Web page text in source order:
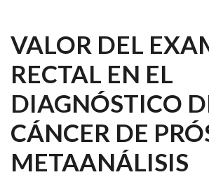
VALOR DEL
RECTAL EN EL
DIAGNÓSTICO
CÁNCER DE
METAANÁLISIS